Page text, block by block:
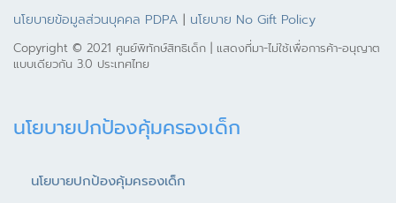
นโยบายข้อมูลส่วนบุคคล PDPA | นโยบาย No Gift Policy
Copyright © 2021 ศูนย์พิทักษ์สิทธิเด็ก | แสดงที่มา-ไม่ใช้เพื่อการค้า-อนุญาต
แบบเดียวกัน 3.0 ประเทศไทย
นโยบายปกป้องคุ้มครองเด็ก
นโยบายปกป้องคุ้มครองเด็ก